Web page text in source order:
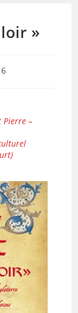
»
Pierre –